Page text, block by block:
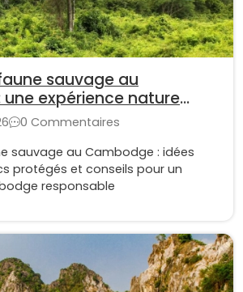
sauvage au
expérience nature
du Sud-Est
0 Commentaires
sauvage au Cambodge : idées
protégés et conseils pour un
responsable